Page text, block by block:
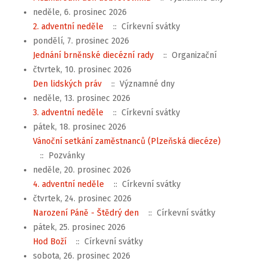
neděle, 6. prosinec 2026
2. adventní neděle
:: Církevní svátky
pondělí, 7. prosinec 2026
Jednání brněnské diecézní rady
:: Organizační
čtvrtek, 10. prosinec 2026
Den lidských práv
:: Významné dny
neděle, 13. prosinec 2026
3. adventní neděle
:: Církevní svátky
pátek, 18. prosinec 2026
Vánoční setkání zaměstnanců (Plzeňská diecéze)
:: Pozvánky
neděle, 20. prosinec 2026
4. adventní neděle
:: Církevní svátky
čtvrtek, 24. prosinec 2026
Narození Páně - Štědrý den
:: Církevní svátky
pátek, 25. prosinec 2026
Hod Boží
:: Církevní svátky
sobota, 26. prosinec 2026